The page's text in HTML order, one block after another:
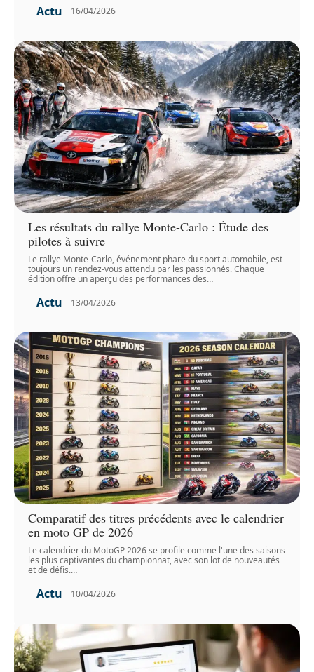
Actu 16/04/2026
Les résultats du rallye Monte-Carlo : Étude des
pilotes à suivre
Le rallye Monte-Carlo, événement phare du sport automobile, est
toujours un rendez-vous attendu par les passionnés. Chaque
édition offre un aperçu des performances des…
Actu 13/04/2026
Comparatif des titres précédents avec le calendrier
en moto GP de 2026
Le calendrier du MotoGP 2026 se profile comme l'une des saisons
les plus captivantes du championnat, avec son lot de nouveautés
et de défis.…
Actu 10/04/2026